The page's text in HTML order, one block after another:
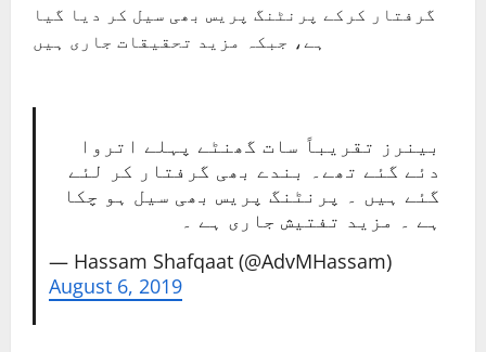
گرفتار کرکے پرنٹنگ پریس بھی سیل کر دیا گیا
ہے، جبکہ مزید تحقیقات جاری ہیں
بینرز تقریباً سات گھنٹے پہلے اتروا
دئے گئے تھے۔ بندے بھی گرفتار کر لئے
گئے ہیں ۔ پرنٹنگ پریس بھی سیل ہو چکا
ہے ۔ مزید تفتیش جاری ہے ۔
— Hassam Shafqaat (@AdvMHassam)
August 6, 2019